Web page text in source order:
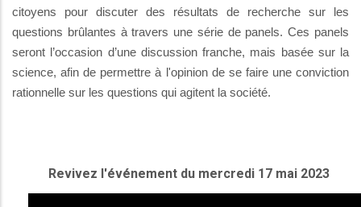
citoyens pour discuter des résultats de recherche sur les
questions brûlantes à travers une série de panels. Ces panels
seront l’occasion d’une discussion franche, mais basée sur la
science, afin de permettre à l'opinion de se faire une conviction
rationnelle sur les questions qui agitent la société.
Revivez l'événement du mercredi 17 mai 2023